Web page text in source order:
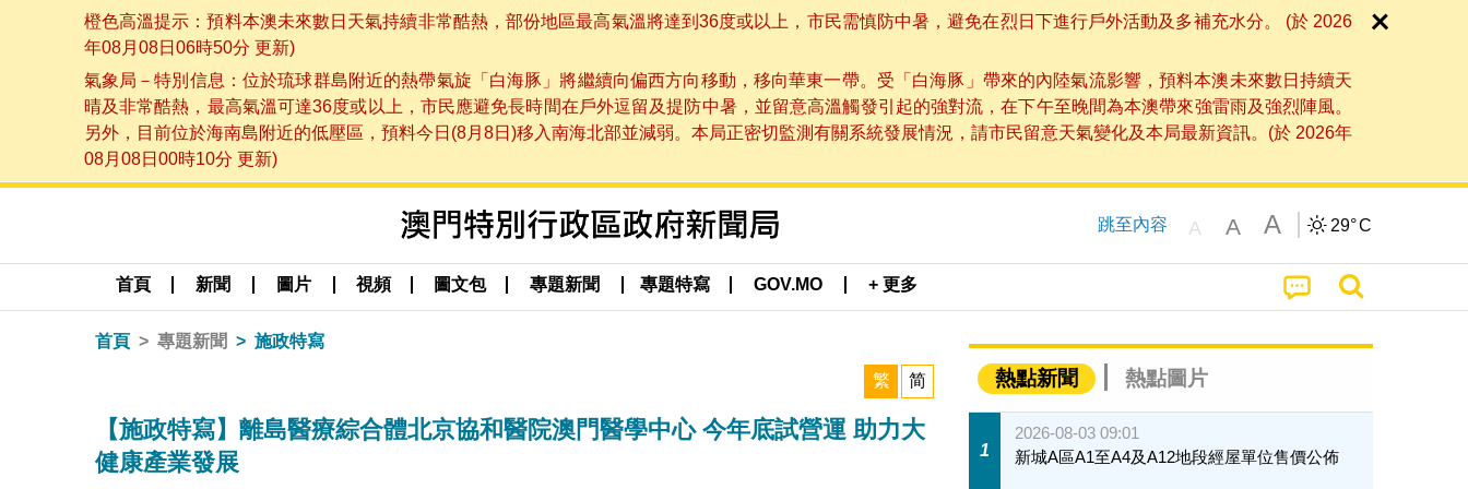
橙色高溫提示：預料本澳未來數日天氣持續非常酷熱，部份地區最高氣溫將達到36度或以上，市民需慎防中暑，避免在烈日下進行戶外活動及多補充水分。 (於 2026
年08月08日06時50分 更新)
氣象局－特別信息：位於琉球群島附近的熱帶氣旋「白海豚」將繼續向偏西方向移動，移向華東一帶。受「白海豚」帶來的內陸氣流影響，預料本澳未來數日持續天
晴及非常酷熱，最高氣溫可達36度或以上，市民應避免長時間在戶外逗留及提防中暑，並留意高溫觸發引起的強對流，在下午至晚間為本澳帶來強雷雨及強烈陣風。
另外，目前位於海南島附近的低壓區，預料今日(8月8日)移入南海北部並減弱。本局正密切監測有關系統發展情況，請市民留意天氣變化及本局最新資訊。(於 2026年
08月08日00時10分 更新)
跳至內容 A A A 29°C
首頁 新聞 圖片 視頻 圖文包 專題新聞 專題特寫 GOV.MO + 更多
首頁 專題新聞 施政特寫
繁 简
【施政特寫】離島醫療綜合體北京協和醫院澳門醫學中心 今年底試營運 助力大
健康產業發展
熱點新聞 熱點圖片
1
2026-08-03 09:01
新城A區A1至A4及A12地段經屋單位售價公佈